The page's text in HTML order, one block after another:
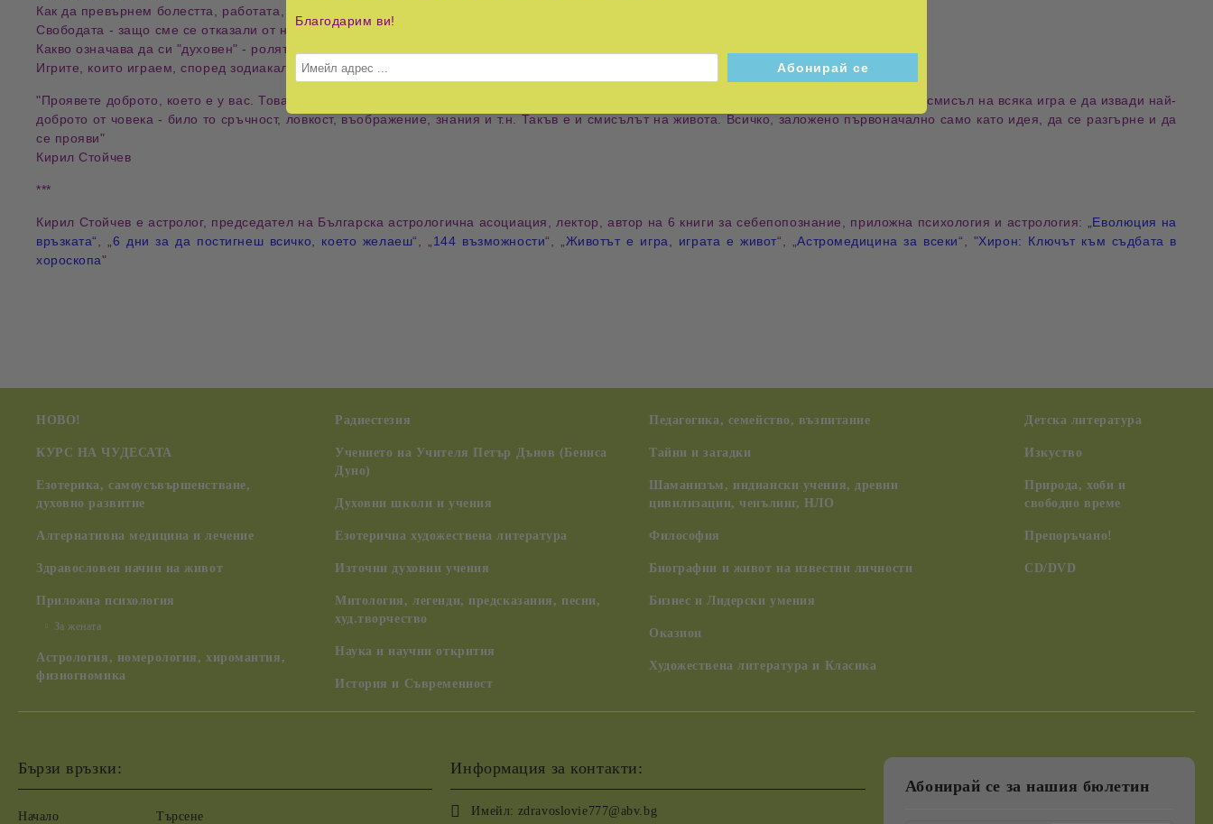
Как да превърнем болестта, работата, обучението, духовността в игра
Свободата - защо сме се отказали от нея и как да си я върнем обратно
Какво означава да си "духовен" - ролята на духовността в миналото и днес. Пътят за развитие на човека и обществото
Игрите, които играем, според зодиакалния знак под който сме родени
"Проявете доброто, което е у вас. Това е законът на законите. Сторете го в отношенията си с хората, в работата си, навсякъде. Висшият смисъл на всяка игра е да извади най-
доброто от човека - било то сръчност, ловкост, въображение, знания и т.н. Такъв е и смисълът на живота. Всичко, заложено първоначално само като идея, да се разгърне и да
се прояви"
Кирил Стойчев
***
Кирил Стойчев е астролог, председател на Българска астрологична асоциация, лектор, автор на 6 книги за себепопознание, приложна психология и астрология:
„Еволюция на
връзката“
6 дни за да постигнеш всичко, което желаеш“, „ 144 възможности“, „ Животът е игра, играта е живот“, „Астромедицина за всеки“, "Хирон: Ключът към съдбата в
хороскопа"
НОВО!
КУРС НА ЧУДЕСАТА
Езотерика, самоусъвършенстване,
духовно развитие
Алтернативна медицина и лечение
Здравословен начин на живот
Приложна психология
За жената
Астрология, номерология, хиромантия,
физиогномика
Радиестезия
Учението на Учителя Петър Дънов (Беинса
Дуно)
Духовни школи и учения
Езотерична художествена литература
Източни духовни учения
Митология, легенди, предсказания, песни,
худ.творчество
Наука и научни открития
История и Съвременност
Педагогика, семейство, възпитание
Тайни и загадки
Шаманизъм, индиански учения, древни
цивилизации, ченълинг, НЛО
Философия
Биографии и живот на известни личности
Бизнес и Лидерски умения
Оказион
Художествена литература и Класика
Детска литература
Изкуство
Природа, хоби и
свободно време
Препоръчано!
CD/DVD
Бързи връзки:
Начало Търсене
Информация за контакти:
Имейл: zdravoslovie777@abv.bg
Абонирай се за нашия бюлетин
Благодарим ви!